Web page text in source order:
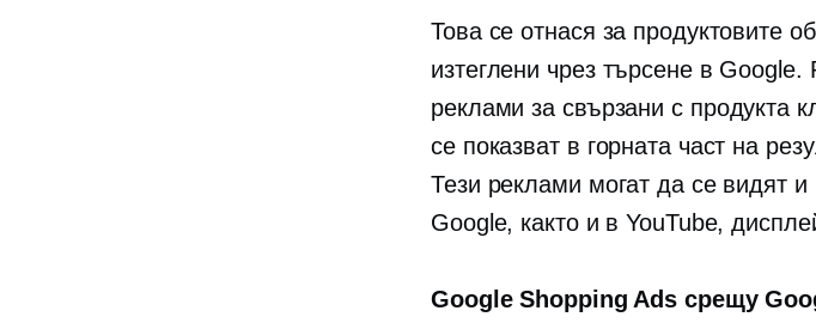
Това се отнася за продуктовите
изтеглени чрез търсене в
реклами за свързани с продукта
се показват в горната част на
Тези реклами могат да се видят
Google, както и в YouTube,
Google Shopping Ads срещу